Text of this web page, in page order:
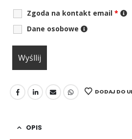
Zgoda na kontakt email *
Dane osobowe
DODAJ DO
OPIS